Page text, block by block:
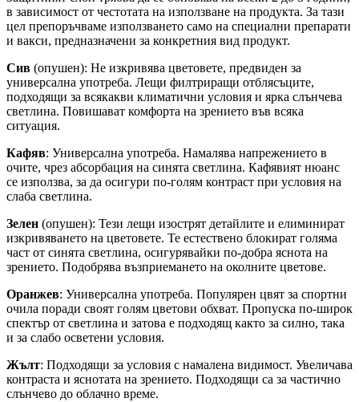
в зависимост от честотата на използване на продукта. За тази
цел препоръчваме използването само на специални препарати
и вакси, предназначени за конкретния вид продукт.
Сив (опушен): Не изкривява цветовете, предвиден за
универсална употреба. Лещи филтриращи отблясъците,
подходящи за всякакви климатични условия и ярка слънчева
светлина. Повишават комфорта на зрението във всяка
ситуация.
Кафяв: Универсална употреба. Намалява напрежението в
очите, чрез абсорбация на синята светлина. Кафявият нюанс
се използва, за да осигури по-голям контраст при условия на
слаба светлина.
Зелен (опушен): Тези лещи изострят детайлите и елиминират
изкривяването на цветовете. Те естествено блокират голяма
част от синята светлина, осигурявайки по-добра яснота на
зрението. Подобрява възприемането на околните цветове.
Оранжев: Универсална употреба. Популярен цвят за спортни
очила поради своят голям цветови обхват. Пропуска по-широк
спектър от светлина и затова е подходящ както за силно, така
и за слабо осветени условия.
Жълт: Подходящи за условия с намалена видимост. Увеличава
контраста и яснотата на зрението. Подходящи са за частично
слънчево до облачно време.